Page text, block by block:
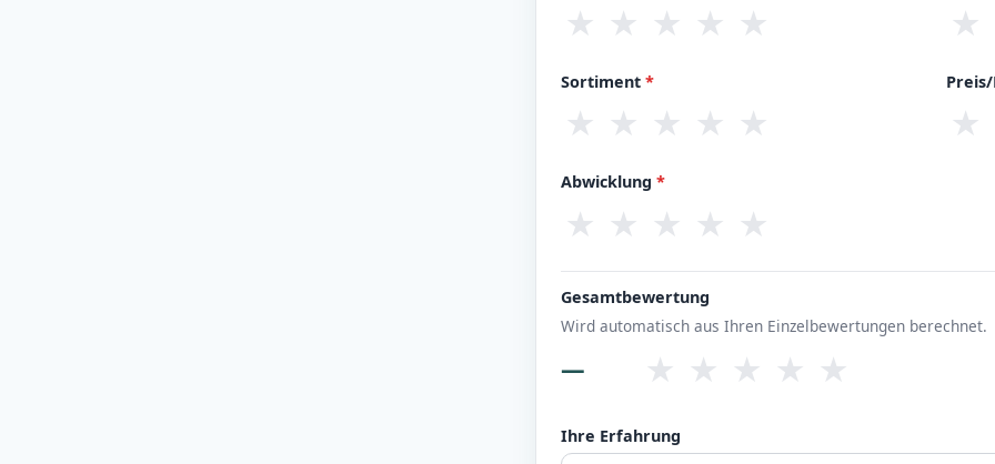
★ ★ ★ ★ ★ ★
Sortiment *
★ ★ ★ ★ ★ ★
Abwicklung *
★ ★ ★ ★ ★
Gesamtbewertung
Wird automatisch aus Ihren Einzelbewertungen berechnet.
— ★ ★ ★ ★ ★
Ihre Erfahrung